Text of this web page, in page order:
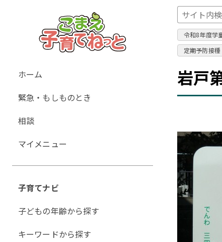
令和8年度学
定期予防接種
岩戸
グ
ー
ル
ナ
ゲ
シ
ョ
ホーム
緊急・もしものとき
相談
マイメニュー
子育てナビ
子どもの年齢から探す
キーワードから探す